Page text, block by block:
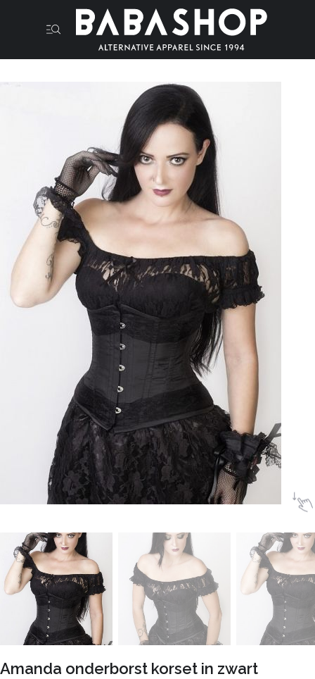
Amanda onderborst korset in zwart